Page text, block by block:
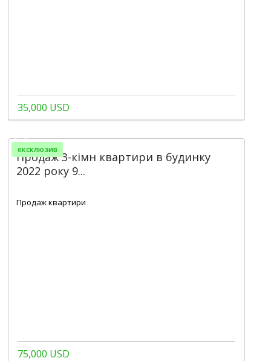
35,000 USD
ексклюзив
Продаж 3-кімн квартири в будинку
2022 року 9...
Продаж квартири
75,000 USD